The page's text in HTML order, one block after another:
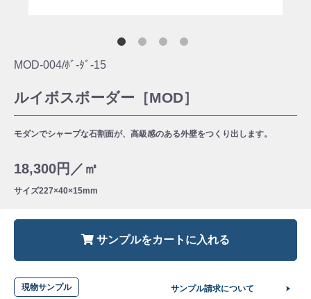
MOD-004/ﾎﾞ-ﾀﾞ-15
ルイボスボーダー［MOD］
モダンでシャープな石割面が、高級感のある外壁をつくり出します。
18,300円／㎡
サイズ227×40×15mm
サンプルをカートに入れる
現物サンプル サンプル請求について